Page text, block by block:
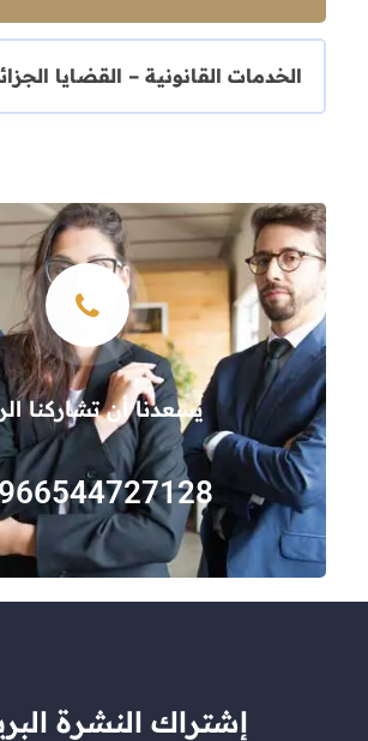
الخدمات القانونية – القضايا
يسعدنا أن تشاركنا
إشتراك النشرة